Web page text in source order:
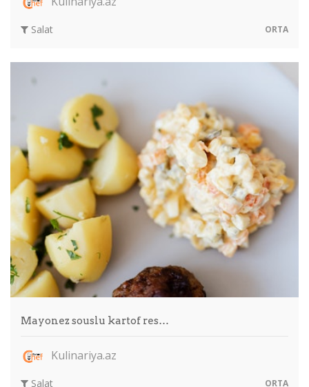
Salat ORTA
Mayonez souslu kartof res…
Kulinariya.az
Salat ORTA